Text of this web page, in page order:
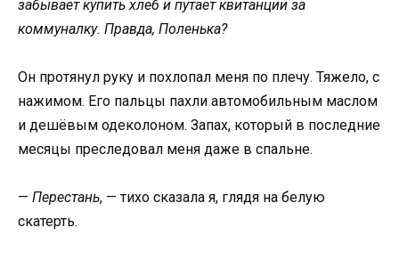
забывает купить хлеб и путает квитанции за
коммуналку. Правда, Поленька?
Он протянул руку и похлопал меня по плечу. Тяжело, с
нажимом. Его пальцы пахли автомобильным маслом
и дешёвым одеколоном. Запах, который в последние
месяцы преследовал меня даже в спальне.
— Перестань, — тихо сказала я, глядя на белую
скатерть.